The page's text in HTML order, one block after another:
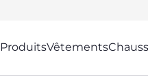
ProduitsVêtements